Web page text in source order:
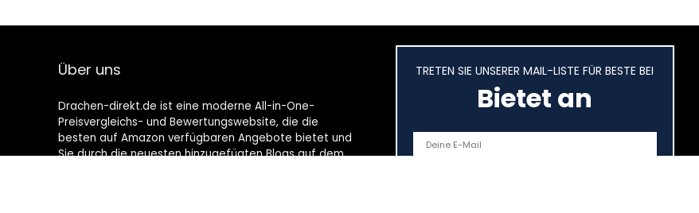
Über uns
Drachen-direkt.de ist eine moderne All-in-One-
Preisvergleichs- und Bewertungswebsite, die die
besten auf Amazon verfügbaren Angebote bietet und
Sie durch die neuesten hinzugefügten Blogs auf dem
TRETEN SIE UNSERER MAIL-LISTE FÜR BESTE BEI
Bietet an